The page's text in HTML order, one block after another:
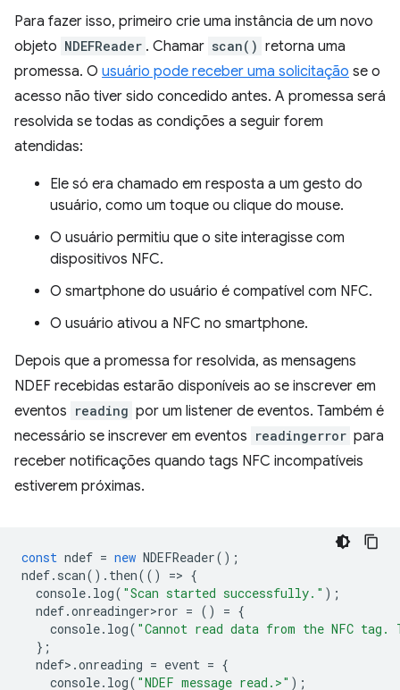
Para fazer isso, primeiro crie uma instância de um novo
objeto NDEFReader . Chamar scan() retorna uma
promessa. O usuário pode receber uma solicitação se o
acesso não tiver sido concedido antes. A promessa será
resolvida se todas as condições a seguir forem
atendidas:
Ele só era chamado em resposta a um gesto do
usuário, como um toque ou clique do mouse.
O usuário permitiu que o site interagisse com
dispositivos NFC.
O smartphone do usuário é compatível com NFC.
O usuário ativou a NFC no smartphone.
Depois que a promessa for resolvida, as mensagens
NDEF recebidas estarão disponíveis ao se inscrever em
eventos reading por um listener de eventos. Também é
necessário se inscrever em eventos readingerror para
receber notificações quando tags NFC incompatíveis
estiverem próximas.
const ndef = new NDEFReader();
ndef. scan(). then(() => {
console. log( "Scan started successfully." );
ndef.onreadinger>ror = () = {
console. log( "Cannot read data from the NFC tag.
};
ndef> .onreading = event = {
console. log( "NDEF message read.>" );